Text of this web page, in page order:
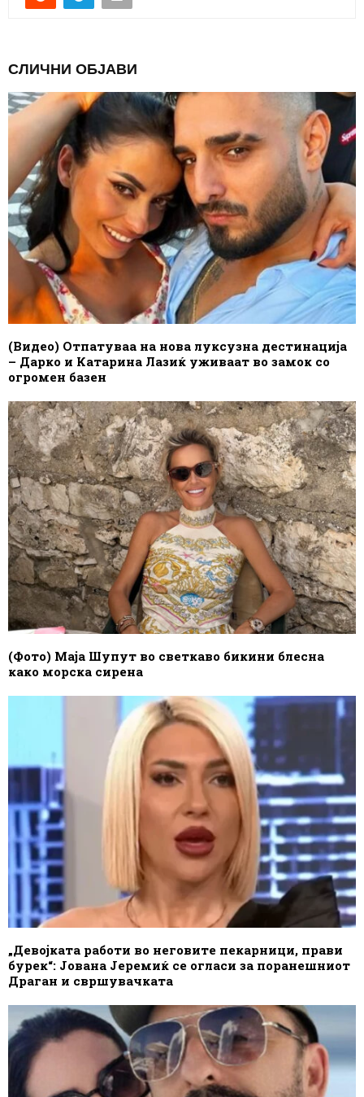
СЛИЧНИ ОБЈАВИ
(Видео) Отпатуваа на нова луксузна дестинација
– Дарко и Катарина Лазиќ уживаат во замок со
огромен базен
(Фото) Маја Шупут во светкаво бикини блесна
како морска сирена
„Девојката работи во неговите пекарници, прави
бурек“: Јована Јеремиќ се огласи за поранешниот
Драган и свршувачката